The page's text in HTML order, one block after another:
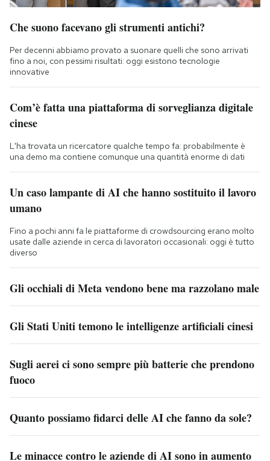
Che suono facevano gli strumenti antichi?
Per decenni abbiamo provato a suonare quelli che sono arrivati
fino a noi, con pessimi risultati: oggi esistono tecnologie
innovative
Com’è fatta una piattaforma di sorveglianza digitale
cinese
L'ha trovata un ricercatore qualche tempo fa: probabilmente è
una demo ma contiene comunque una quantità enorme di dati
Un caso lampante di AI che hanno sostituito il lavoro
umano
Fino a pochi anni fa le piattaforme di crowdsourcing erano molto
usate dalle aziende in cerca di lavoratori occasionali: oggi è tutto
diverso
Gli occhiali di Meta vendono bene ma razzolano male
Gli Stati Uniti temono le intelligenze artificiali cinesi
Sugli aerei ci sono sempre più batterie che prendono
fuoco
Quanto possiamo fidarci delle AI che fanno da sole?
Le minacce contro le aziende di AI sono in aumento